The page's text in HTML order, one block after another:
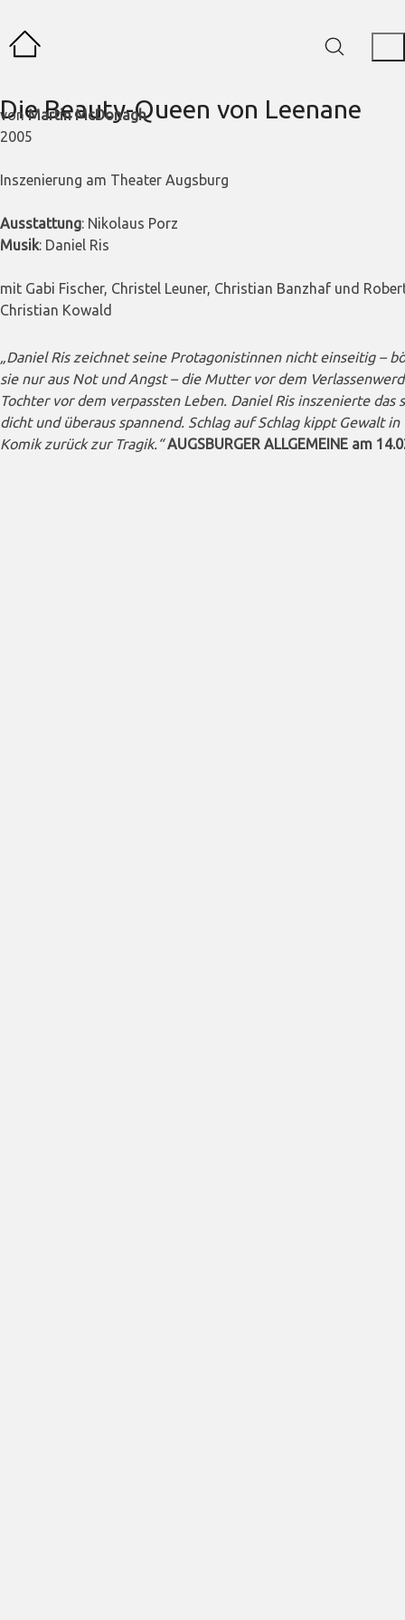
Die Beauty-Queen von Leenane
vonMartin McDonagh
2005
Inszenierung am Theater Augsburg
Ausstattung: Nikolaus Porz
Musik: Daniel Ris
mit Gabi Fischer, Christel Leuner, Christian Banzhaf und
Christian Kowald
„Daniel Ris zeichnet seine Protagonistinnen nicht einseitig –
sie nur aus Not und Angst – die Mutter vor dem
Tochter vor dem verpassten Leben. Daniel Ris inszenierte das
dicht und überaus spannend. Schlag auf Schlag kippt Gewalt in
Komik zurück zur Tragik.“ AUGSBURGER ALLGEMEINE am